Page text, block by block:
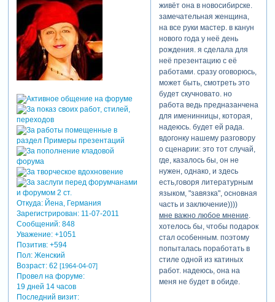
Откуда:Йена, Германия
Зарегистрирован: 11-07-2011
Сообщений:848
Уважение: +1051
Позитив: +594
Пол:Женский
Возраст:62 [1964-04-07]
Провел на форуме:
19 дней 14 часов
Последний визит:
живёт она в новосибирске.
замечательная женщина,
на все руки мастер. в канун
нового года у неё день
рождения. я сделала для
неё презентацию с её
работами. сразу оговорюсь,
может быть, смотреть это
будет скучновато. но
работа ведь предназанчена
для именинницы, которая,
надеюсь. будет ей рада.
вдогонку нашему разговору
о сценарии: это тот случай,
где, казалось бы, он не
нужен, однако, и здесь
есть,говоря литературным
языком, "завязка", основная
часть и заключение))))
мне важно любое мнение.
хотелось бы, чтобы подарок
стал особенным. поэтому
попыталась поработать в
стиле одной из катиных
работ. надеюсь, она на
меня не будет в обиде.